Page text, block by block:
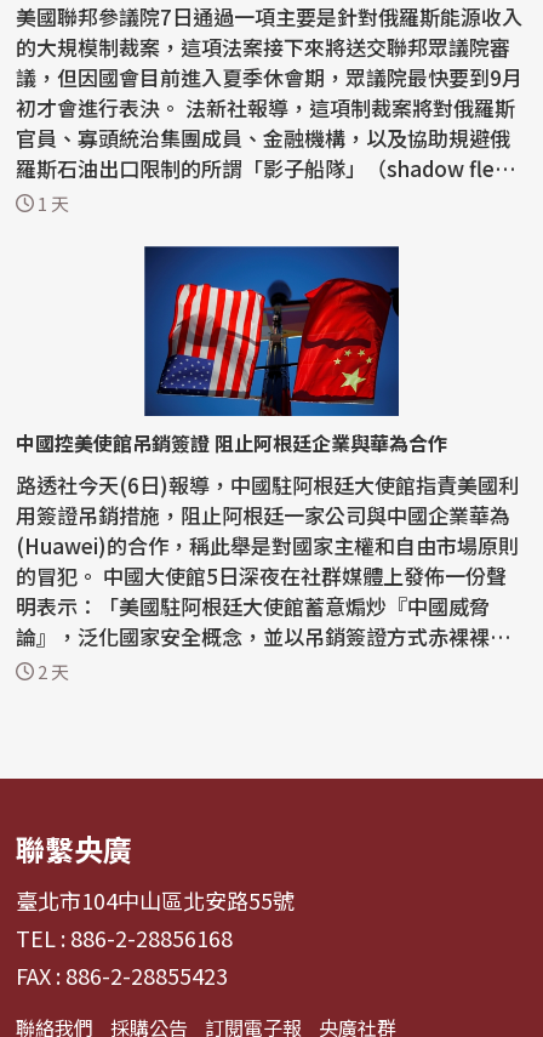
美國聯邦參議院7日通過一項主要是針對俄羅斯能源收入
的大規模制裁案，這項法案接下來將送交聯邦眾議院審
議，但因國會目前進入夏季休會期，眾議院最快要到9月
初才會進行表決。 法新社報導，這項制裁案將對俄羅斯
官員、寡頭統治集團成員、金融機構，以及協助規避俄
羅斯石油出口限制的所謂「影子船隊」（shadow flee
t）...
1 天
中國控美使館吊銷簽證 阻止阿根廷企業與華為合作
路透社今天(6日)報導，中國駐阿根廷大使館指責美國利
用簽證吊銷措施，阻止阿根廷一家公司與中國企業華為
(Huawei)的合作，稱此舉是對國家主權和自由市場原則
的冒犯。 中國大使館5日深夜在社群媒體上發佈一份聲
明表示：「美國駐阿根廷大使館蓄意煽炒『中國威脅
論』，泛化國家安全概念，並以吊銷簽證方式赤裸裸阻
止正常...
2 天
聯繫央廣
臺北市104中山區北安路55號
TEL : 886-2-28856168
FAX : 886-2-28855423
聯絡我們 採購公告 訂閱電子報 央廣社群